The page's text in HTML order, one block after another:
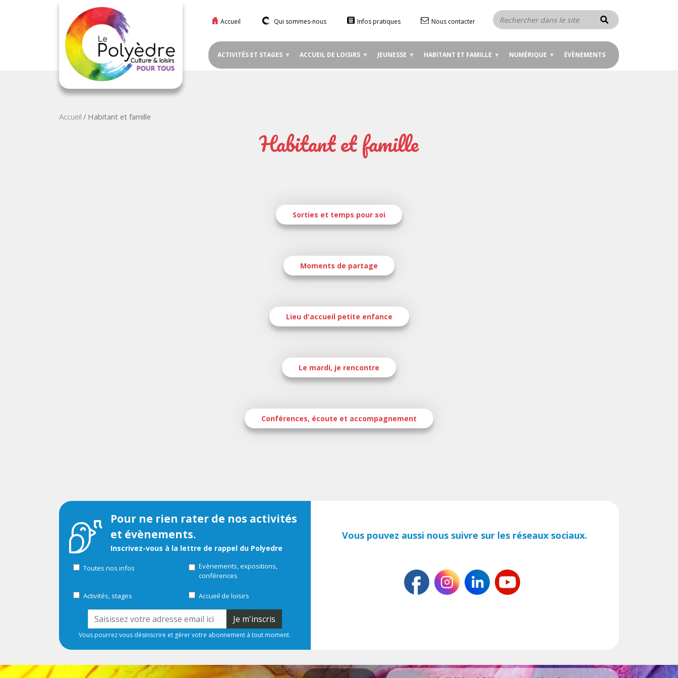
au
principal
Accueil Qui sommes-nous Infos pratiques Nous contacter Rechercher
ACTIVITÉS ET STAGES ACCUEIL DE LOISIRS JEUNESSE HABITANT ET FAMILLE NUMÉRIQUE ÉVÈNEMENTS
Accueil Habitant et famille
Habitant et famille
Sorties et temps pour soi
Moments de partage
Lieu d'accueil petite enfance
Le mardi, je rencontre
Conférences, écoute et accompagnement
Pour ne rien rater de nos activités
et évènements.
Inscrivez-vous à la lettre de rappel du Polyedre
Toutes nos infos
Evènements, expositions,
conférences
Activités, stages Accueil de loisirs
Je m'inscris
Vous pourrez vous désinscrire et gérer votre abonnement à tout moment.
Vous pouvez aussi nous suivre sur les réseaux sociaux.